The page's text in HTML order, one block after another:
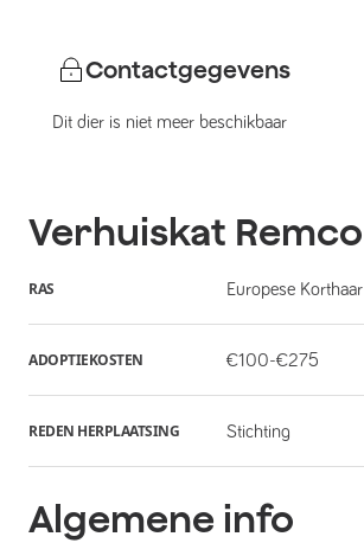
Contactgegevens
Dit dier is niet meer beschikbaar
Verhuiskat Remco
RAS Europese Korthaar
ADOPTIEKOSTEN €100-€275
REDEN HERPLAATSING Stichting
Algemene info